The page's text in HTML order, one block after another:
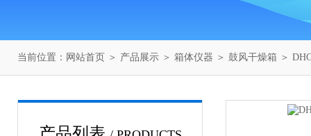
当前位置： 网站首页 ＞ 产品展示 ＞ 箱体仪器 ＞ 鼓风干燥箱 ＞